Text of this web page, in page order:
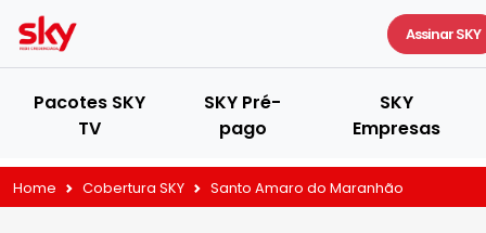
Assinar SKY
Pacotes SKY
TV
SKY Pré-
pago
SKY
Empresas
Home Cobertura SKY Santo Amaro do Maranhão